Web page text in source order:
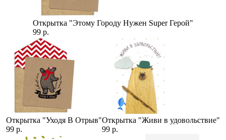
Открытка "Этому Городу Нужен Super Герой"
99 р.
Открытка "Уходя В Отрыв"
99 р.
Открытка "Живи в удовольствие"
99 р.